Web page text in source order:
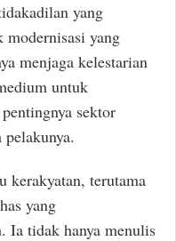
yang
yang
menjaga kelestarian
untuk
sektor
kerakyatan, terutama
yang
Ia tidak hanya menulis